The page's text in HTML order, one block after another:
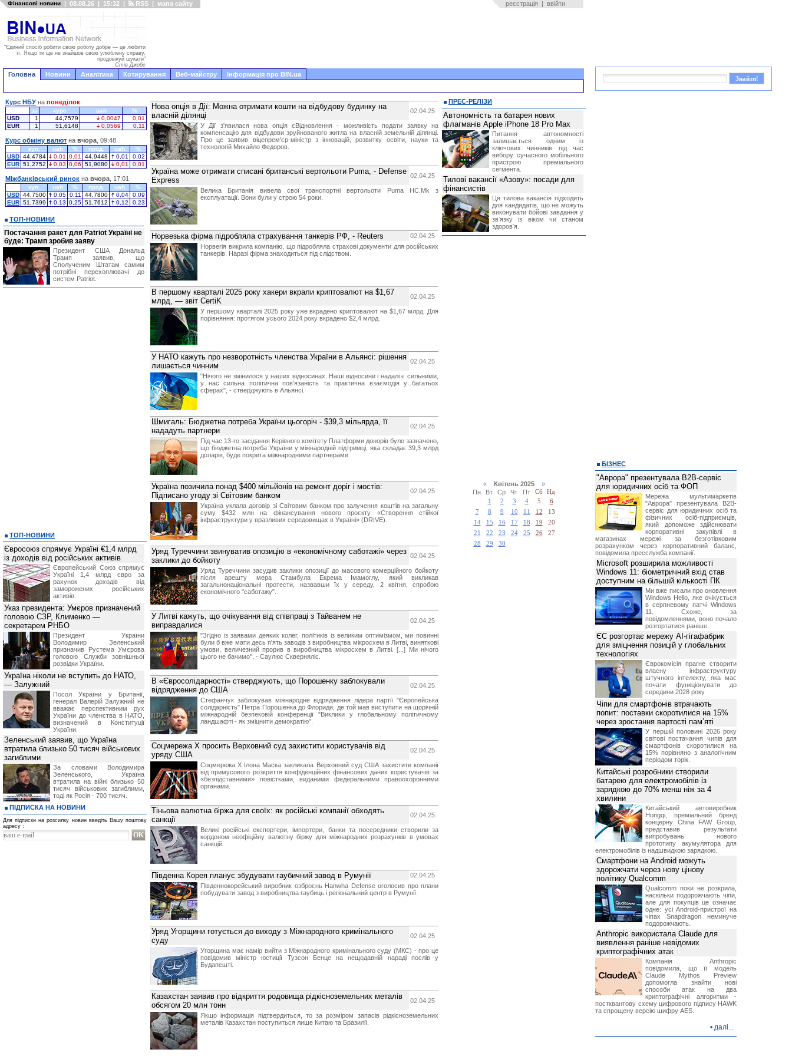
Фінансові новини | 08.08.26 | 15:32 | RSS | мапа сайту реєстрація | ввійти
"Єдиний спосіб робити свою роботу добре — це любити
її. Якщо ти ще не знайшов свою улюблену справу,
продовжуй шукати"
Стів Джобс
Головна Новини Аналітика Котирування Веб-майстру Інформація про BIN.ua
Нова опція в Дії: Можна отримати кошти на відбудову будинку на
власній ділянці
02.04.25
У Дії з'явилася нова опція єВідновлення - можливість подати заявку на
компенсацію для відбудови зруйнованого житла на власній земельній ділянці.
Про це заявив віцепрем'єр-міністр з інновацій, розвитку освіти, науки та
технологій Михайло Федоров.
Україна може отримати списані британські вертольоти Puma, - Defense
Express
02.04.25
Велика Британія вивела свої транспортні вертольоти Puma HC.Mk з
експлуатації. Вони були у строю 54 роки.
Норвезька фірма підробляла страхування танкерів РФ, - Reuters
02.04.25
Норвегія викрила компанію, що підробляла страхові документи для російських
танкерів. Наразі фірма знаходиться під слідством.
В першому кварталі 2025 року хакери вкрали криптовалют на $1,67
млрд, — звіт CertiK
02.04.25
У першому кварталі 2025 року уже вкрадено криптовалют на $1,67 млрд. Для
порівняння: протягом усього 2024 року вкрадено $2,4 млрд.
У НАТО кажуть про незворотність членства України в Альянсі: рішення
лишається чинним
02.04.25
"Нічого не змінилося у наших відносинах. Наші відносини і надалі є сильними,
у нас сильна політична пов'язаність та практична взаємодія у багатьох
сферах", - стверджують в Альянсі.
Шмигаль: Бюджетна потреба України цьогоріч - $39,3 мільярда, її
нададуть партнери
02.04.25
Під час 13-го засідання Керівного комітету Платформи донорів було зазначено,
що бюджетна потреба України у міжнародній підтримці, яка складає 39,3 млрд
доларів, буде покрита міжнародними партнерами.
Україна позичила понад $400 мільйонів на ремонт доріг і мостів:
Підписано угоду зі Світовим банком
02.04.25
Україна уклала договір зі Світовим банком про залучення коштів на загальну
суму $432 млн на фінансування нового проєкту «Створення стійкої
інфраструктури у вразливих середовищах в Україні» (DRIVE).
Уряд Туреччини звинуватив опозицію в «економічному саботажі» через
заклики до бойкоту
02.04.25
Уряд Туреччини засудив заклики опозиції до масового комерційного бойкоту
після арешту мера Стамбула Екрема Імамоглу, який викликав
загальнонаціональні протести, назвавши їх у середу, 2 квітня, спробою
економічного "саботажу".
У Литві кажуть, що очікування від співпраці з Тайванем не
виправдалися
02.04.25
"Згідно із заявами деяких колег, політиків із великим оптимізмом, ми повинні
були б вже мати десь п'ять заводів з виробництва мікросхем в Литві, виняткові
умови, величезний прорив в виробництва мікросхем в Литві. [...] Ми нічого
цього не бачимо", - Саулюс Скверняліс.
В «Євросолідарності» стверджують, що Порошенку заблокували
відрядження до США
02.04.25
Стефанчук заблокував міжнародне відрядження лідера партії "Європейська
солідарність" Петра Порошенка до Флориди, де той мав виступити на щорічній
міжнародній безпековій конференції "Виклики у глобальному політичному
ландшафті - як зміцнити демократію".
Соцмережа X просить Верховний суд захистити користувачів від
уряду США
02.04.25
Соцмережа X Ілона Маска закликала Верховний суд США захистити компанії
від примусового розкриття конфіденційних фінансових даних користувачів за
«безпідставними» повістками, виданими федеральними правоохоронними
органами.
Тіньова валютна біржа для своїх: як російські компанії обходять
санкції
02.04.25
Великі російські експортери, імпортери, банки та посередники створили за
кордоном неофіційну валютну біржу для міжнародних розрахунків в умовах
санкцій.
Південна Корея планує збудувати гаубичний завод в Румунії
02.04.25
Південнокорейський виробник озброєнь Hanwha Defense оголосив про плани
побудувати завод з виробництва гаубиць і регіональний центр в Румунії.
Уряд Угорщини готується до виходу з Міжнародного кримінального
суду
02.04.25
Угорщина має намір вийти з Міжнародного кримінального суду (МКС) - про це
повідомив міністр юстиції Тузсон Бенце на нещодавній нараді послів у
Будапешті.
Казахстан заявив про відкриття родовища рідкісноземельних металів
обсягом 20 млн тонн
02.04.25
Якщо інформація підтвердиться, то за розміром запасів рідкісноземельних
металів Казахстан поступиться лише Китаю та Бразилії.
Курс НБУ на понеділок
за курс uah
%
USD
1 44,7579 0,0047
0,01
EUR
1 51,6148 0,0569 0,11
Курс обміну валют на вчора , 09:48
куп. uah % прод. uah
%
USD 44,4784 0,01 0,01 44,9448 0,01
0,02
EUR 51,2752 0,03 0,06 51,9080 0,01 0,01
Міжбанківський ринок на вчора , 17:01
куп. uah % прод. uah
%
USD 44,7500 0,05 0,11 44,7800 0,04
0,09
EUR 51,7399 0,13 0,25 51,7612 0,12 0,23
ТОП-НОВИНИ
Постачання ракет для Patriot Україні не
буде: Трамп зробив заяву
Президент США Дональд
Трамп заявив, що
Сполученим Штатам самим
потрібні перехоплювачі до
систем Patriot.
ТОП-НОВИНИ
Євросоюз спрямує Україні €1,4 млрд
із доходів від російських активів
Європейський Союз спрямує
Україні 1,4 млрд євро за
рахунок доходів від
заморожених російських
активів.
Указ президента: Умєров призначений
головою СЗР, Клименко —
секретарем РНБО
Президент України
Володимир Зеленський
призначив Pустема Умєрова
головою Служби зовнішньої
розвідки України.
Україна ніколи не вступить до НАТО,
— Залужний
Посол України у Британії,
генерал Валерій Залужний не
вважає перспективним рух
України до членства в НАТО,
визначений в Конституції
України.
Зеленський заявив, що Україна
втратила близько 50 тисяч військових
загиблими
За словами Володимира
Зеленського, Україна
втратила на війні близько 50
тисяч військових загиблими,
тоді як Росія - 700 тисяч.
ПІДПИСКА НА НОВИНИ
Для підписки на розсилку новин введіть Вашу поштову
адресу :
ПРЕС-РЕЛІЗИ
Автономність та батарея нових
флагманів Apple iPhone 18 Pro Max
Питання автономності
залишається одним із
ключових чинників під час
вибору сучасного мобільного
пристрою преміального
сегмента.
Тилові вакансії «Азову»: посади для
фінансистів
Ця тилова вакансія підходить
для кандидатів, що не можуть
виконувати бойові завдання у
звʼязку із віком чи станом
здоровʼя.
«Квітень 2025 »
Пн
Вт Ср Чт Пт Сб
Нд
1
2 3 4 5
6
7
8 9 10 11 12
13
14
15 16 17 18 19
20
21
22 23 24 25 26
27
28
29 30
БІЗНЕС
"Аврора" презентувала B2B-сервіс
для юридичних осіб та ФОП
Мережа мультимаркетів
"Аврора" презентувала B2B-
сервіс для юридичних осіб та
фізичних осіб-підприємців,
який допоможе здійснювати
корпоративні закупівлі в
магазинах мережі за безготівковим
розрахунком через корпоративний баланс,
повідомила пресслужба компанії.
Microsoft розширила можливості
Windows 11: біометричний вхід став
доступним на більшій кількості ПК
Ми вже писали про оновлення
Windows Hello, яке очікується
в серпневому патчі Windows
11. Схоже, за
повідомленнями, воно почало
розгортатися раніше.
ЄС розгортає мережу AI-гігафабрик
для зміцнення позицій у глобальних
технологіях
Єврокомісія прагне створити
власну інфраструктуру
штучного інтелекту, яка має
почати функціонувати до
середини 2028 року
Чіпи для смартфонів втрачають
попит: поставки скоротилися на 15%
через зростання вартості пам’яті
У першій половині 2026 року
світові постачання чипів для
смартфонів скоротилися на
15% порівняно з аналогічним
періодом торік.
Китайські розробники створили
батарею для електромобілів із
зарядкою до 70% менш ніж за 4
хвилини
Китайський автовиробник
Hongqi, преміальний бренд
концерну China FAW Group,
представив результати
випробувань нового
прототипу акумулятора для
електромобілів із надшвидкою зарядкою.
Смартфони на Android можуть
здорожчати через нову цінову
політику Qualcomm
Qualcomm поки не розкрила,
наскільки подорожчають чіпи,
але для покупців це означає
одне: усі Android-пристрої на
чіпах Snapdragon неминуче
подорожчають.
Anthropic використала Claude для
виявлення раніше невідомих
криптографічних атак
Компанія Anthropic
повідомила, що її модель
Claude Mythos Preview
допомогла знайти нові
способи атак на два
криптографічні алгоритми -
постквантову схему цифрового підпису HAWK
та спрощену версію шифру AES.
• далі...